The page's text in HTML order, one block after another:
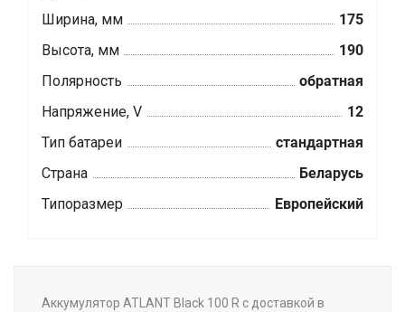
Ширина, мм
175
Высота, мм
190
Полярность
обратная
Напряжение, V
12
Тип батареи
стандартная
Страна
Беларусь
Типоразмер
Европейский
Аккумулятор ATLANT Black 100 R с доставкой в